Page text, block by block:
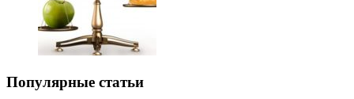
Популярные статьи